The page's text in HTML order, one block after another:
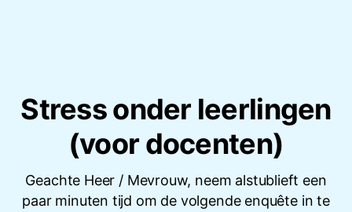
Stress onder leerlingen
(voor docenten)
Geachte Heer / Mevrouw, neem alstublieft een
paar minuten tijd om de volgende enquête in te